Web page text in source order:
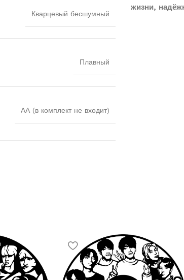
Кварцевый бесшумный
Плавный
АА (в комплект не входит)
жизни,